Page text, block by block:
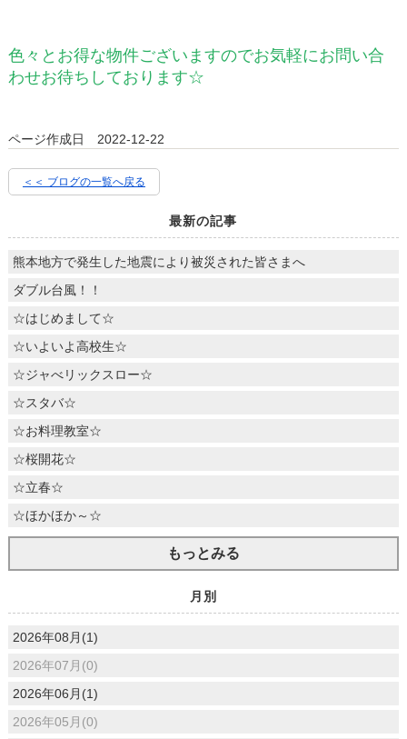
色々とお得な物件ございますのでお気軽にお問い合
わせお待ちしております☆
ページ作成日 2022-12-22
＜＜ ブログの一覧へ戻る
最新の記事
熊本地方で発生した地震により被災された皆さまへ
ダブル台風！！
☆はじめまして☆
☆いよいよ高校生☆
☆ジャべリックスロー☆
☆スタバ☆
☆お料理教室☆
☆桜開花☆
☆立春☆
☆ほかほか～☆
もっとみる
月別
2026年08月(1)
2026年07月(0)
2026年06月(1)
2026年05月(0)